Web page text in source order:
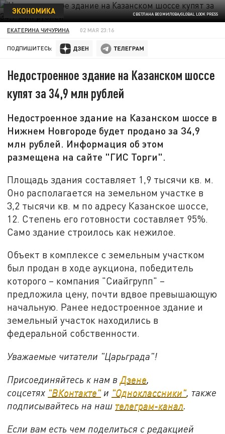
СВЕТЛАНА ВОЗМИЛОВА/GLOBAL LOOK PRESS
ЭКОНОМИКА
ЕКАТЕРИНА ЧИЧУРИНА 02 МАЯ 23:16
ПОДПИШИТЕСЬ:
Недостроенное здание на Казанском шоссе
купят за 34,9 млн рублей
Недостроенное здание на Казанском шоссе в
Нижнем Новгороде будет продано за 34,9
млн рублей. Информация об этом
размещена на сайте "ГИС Торги".
Площадь здания составляет 1,9 тысячи кв. м.
Оно располагается на земельном участке в
3,2 тысячи кв. м по адресу Казанское шоссе,
12. Степень его готовности составляет 95%.
Само здание строилось как нежилое.
Объект в комплексе с земельным участком
был продан в ходе аукциона, победитель
которого – компания "Сиайгрупп" –
предложила цену, почти вдвое превышающую
начальную. Ранее недостроенное здание и
земельный участок находились в
федеральной собственности.
Уважаемые читатели "Царьграда"!
Присоединяйтесь к нам вДзене,
соцсетях "ВКонтакте" и "Одноклассники", также
подписывайтесь на наш телеграм-канал.
Если вам есть чем поделиться с редакцией